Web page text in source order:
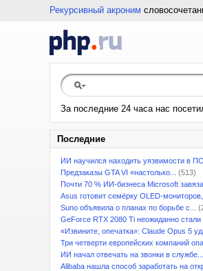
Рекурсивный акроним
За последние 24 часа нас
Последние
ИИ научился находить уязвимости в
Предзаказы GTA VI «настолько...
(513)
Почти 70 % ИИ-бизнеса Microsoft
Asus готовит семёрку OLED-мониторов,
Suno объявила о планах по борьбе с...
GeForce RTX 2080 Ti неожиданно стали
«Извините, опечатка»: Claude Opus 5
Три четверти европейских компаний
ИИ начал отвечать на звонки в службе...
Alibaba нашла способ заработать на